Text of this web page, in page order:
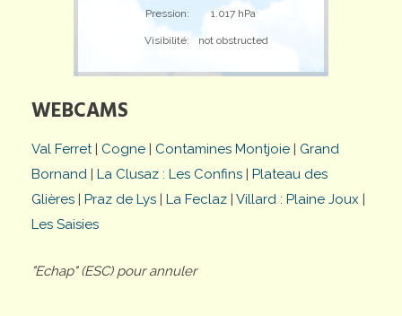
Pression: 1.017 hPa
Visibilité: not obstructed
WEBCAMS
Val Ferret| Cogne | Contamines Montjoie | Grand
Bornand | La Clusaz : Les Confins | Plateau des
Glières | Praz de Lys | La Feclaz | Villard : Plaine Joux |
Les Saisies
"Echap" (ESC) pour annuler